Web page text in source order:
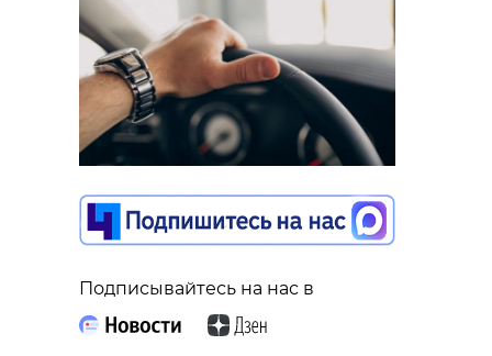
Подписывайтесь на нас в